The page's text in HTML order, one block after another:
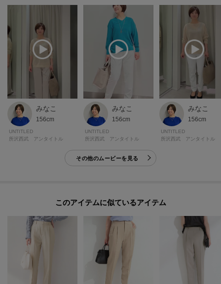
みなこ
156cm
UNTITLED
所沢西武 アンタイトル
みなこ
156cm
UNTITLED
所沢西武 アンタイトル
みなこ
156cm
UNTITLED
所沢西武 アンタイトル
その他のムービーを見る
このアイテムに似ているアイテム